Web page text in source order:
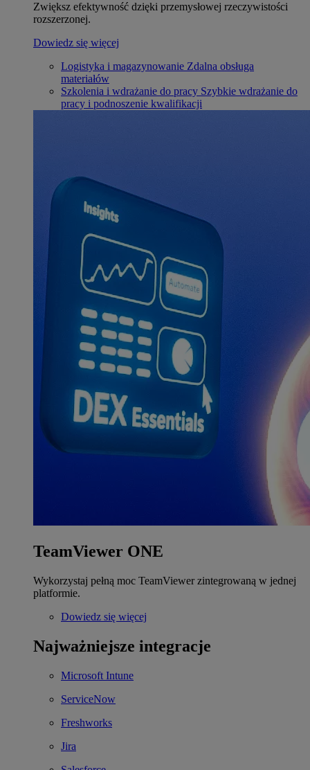
Zwiększ efektywność dzięki przemysłowej rzeczywistości
rozszerzonej.
Dowiedz się więcej
Logistyka i magazynowanie Zdalna obsługa
materiałów
Szkolenia i wdrażanie do pracy Szybkie wdrażanie do
pracy i podnoszenie kwalifikacji
TeamViewer ONE
Wykorzystaj pełną moc TeamViewer zintegrowaną w jednej
platformie.
Dowiedz się więcej
Najważniejsze integracje
Microsoft Intune
ServiceNow
Freshworks
Jira